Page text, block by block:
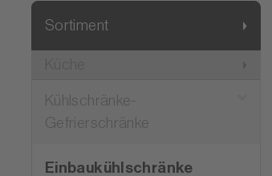
Sortiment
Kühlschränke-
Gefrierschränke
Einbaukühlschränke